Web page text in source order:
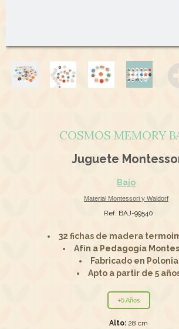
COSMOS MEMORY
Juguete
Bajo
Material Montessori y Waldorf
Ref. BAJ-99540
32 fichas de madera
Afín a Pedagogía
Fabricado en Polonia
Apto a partir de 5
+5 Años
Alto: 28 cm